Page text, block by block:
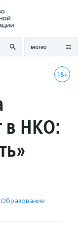
меню
18+
в НКО:
Образование